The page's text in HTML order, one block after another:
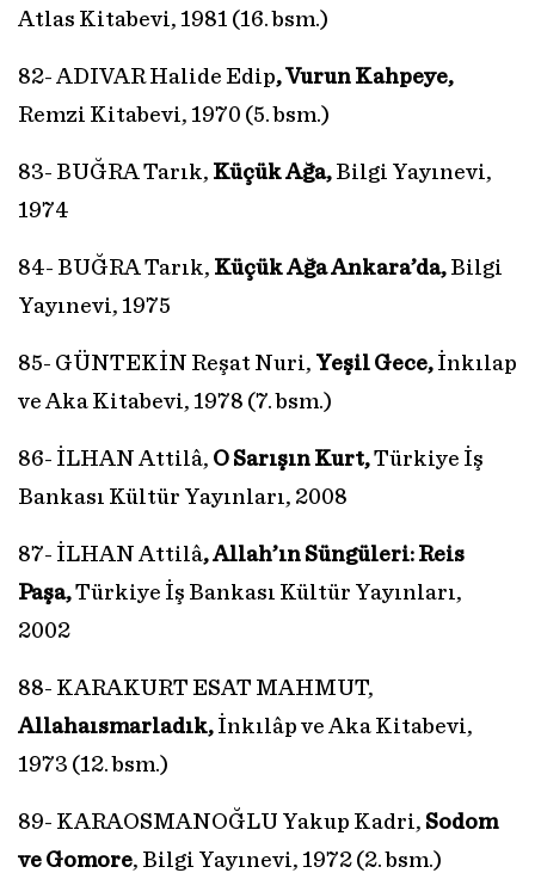
Atlas Kitabevi, 1981 (16. bsm.)
82- ADIVAR Halide Edip, Vurun Kahpeye,
Remzi Kitabevi, 1970 (5. bsm.)
83- BUĞRA Tarık, Küçük Ağa, Bilgi Yayınevi,
1974
84- BUĞRA Tarık, Küçük Ağa Ankara’da, Bilgi
Yayınevi, 1975
85- GÜNTEKİN Reşat Nuri, Yeşil Gece, İnkılap
ve Aka Kitabevi, 1978 (7. bsm.)
86- İLHAN Attilâ, O Sarışın Kurt,Türkiye İş
Bankası Kültür Yayınları, 2008
87- İLHAN Attilâ, Allah’ın Süngüleri: Reis
Paşa,Türkiye İş Bankası Kültür Yayınları,
2002
88- KARAKURT ESAT MAHMUT,
Allahaısmarladık, İnkılâp ve Aka Kitabevi,
1973 (12. bsm.)
89- KARAOSMANOĞLU Yakup Kadri, Sodom
ve Gomore, Bilgi Yayınevi, 1972 (2. bsm.)